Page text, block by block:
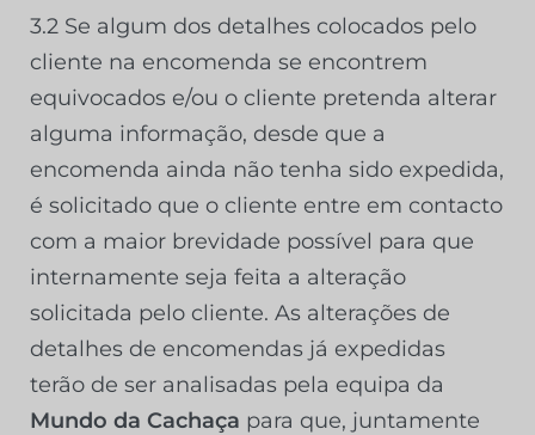
3.2 Se algum dos detalhes colocados pelo
cliente na encomenda se encontrem
equivocados e/ou o cliente pretenda alterar
alguma informação, desde que a
encomenda ainda não tenha sido expedida,
é solicitado que o cliente entre em contacto
com a maior brevidade possível para que
internamente seja feita a alteração
solicitada pelo cliente. As alterações de
detalhes de encomendas já expedidas
terão de ser analisadas pela equipa da
Mundo da Cachaça para que, juntamente